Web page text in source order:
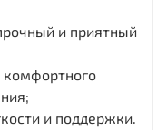
и приятный
комфортного
и поддержки.